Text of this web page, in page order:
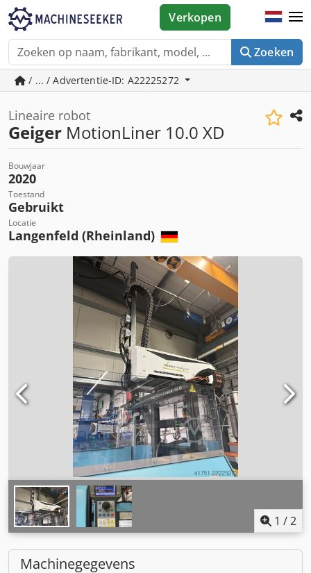
Zoeken
Verkopen
/ ... / Advertentie-ID: A22225272
Lineaire robot
Geiger MotionLiner 10.0 XD
Bouwjaar
2020
Toestand
Gebruikt
Locatie
Langenfeld (Rheinland)
1 /2
Machinegegevens